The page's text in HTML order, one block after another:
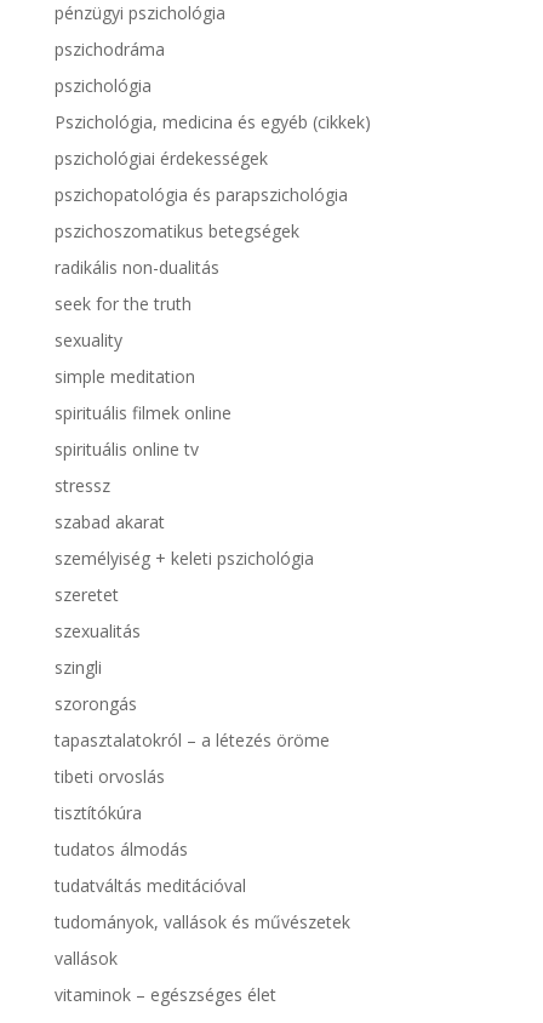
pénzügyi pszichológia
pszichodráma
pszichológia
Pszichológia, medicina és egyéb (cikkek)
pszichológiai érdekességek
pszichopatológia és parapszichológia
pszichoszomatikus betegségek
radikális non-dualitás
seek for the truth
sexuality
simple meditation
spirituális filmek online
spirituális online tv
stressz
szabad akarat
személyiség + keleti pszichológia
szeretet
szexualitás
szingli
szorongás
tapasztalatokról – a létezés öröme
tibeti orvoslás
tisztítókúra
tudatos álmodás
tudatváltás meditációval
tudományok, vallások és művészetek
vallások
vitaminok – egészséges élet